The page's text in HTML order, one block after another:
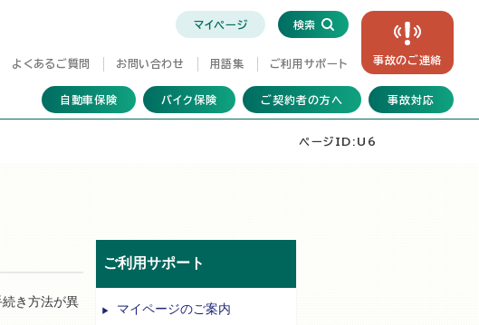
マイページ 検索
事故のご連絡
よくあるご質問 お問い合わせ 用語集 ご利用サポート
自動車保険 バイク保険 ご契約者の方へ 事故対応
ページID:U6
き方法が異
ご利用サポート
マイページのご案内